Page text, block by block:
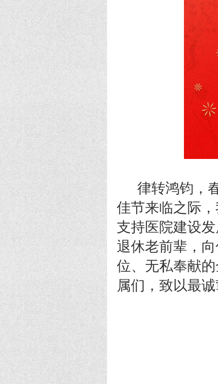
律转鸿钧，春
佳节来临之际
支持医院建设
退休老前辈，
位、无私奉献
属们，致以最